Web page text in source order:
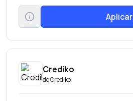
Aplicar
Crediko
deCrediko